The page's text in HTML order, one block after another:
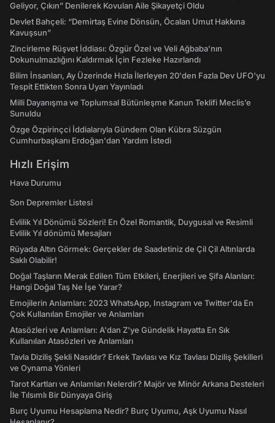
Geliyor, Çıkın” Denilerek Kovulan Aile Şikayetçi Oldu
Devlet Bahçeli: “Demirtaş Evine Dönsün, Öcalan Umut Hakkına
Kavuşsun”
Zincirleme Rüşvet İddiası: Özgür Özel ve Veli Ağbaba’nın
Dokunulmazlığını Kaldırmak İçin Fezleke Hazırlandı
Bilim İnsanları, Ay Üzerinde Hızla İlerleyen 20'den Fazla Dev UFO'yu
Tespit Ettikten Sonra Uyarı Yayınladı
Milli Dayanışma ve Toplumsal Bütünleşme Kanun Teklifi Meclis’e
Sunuldu
Özge Özpirinçci İddialarıyla Gündem Olan Kübra Süzgün
Cumhurbaşkanı Erdoğan'dan Yardım İstedi
Hızlı Erişim
Hava Durumu
Son Depremler Listesi
Evlilik Yıl Dönümü Sözleri! En Özel Romantik, Duygusal ve Resimli
Evlilik Yıl dönümü Mesajları
Rüyada Altın Görmek: Gerçekler de Saadetiniz de Çil Çil Altınlarda
Saklı Olabilir!
Doğal Taşların Merak Edilen Tüm Etkileri, Enerjileri ve Şifa Alanları:
Hangi Doğal Taş Ne İşe Yarar?
Emojilerin Anlamları: 2023 WhatsApp, Instagram ve Twitter'da En
Çok Kullanılan Emojiler ve Anlamları
Atasözleri ve Anlamları: A'dan Z'ye Gündelik Hayatta En Sık
Kullanılan Atasözleri ve Anlamları
Tavla Diziliş Şekli Nasıldır? Erkek Tavlası ve Kız Tavlası Diziliş Şekilleri
ve Oynama Yönleri
Tarot Kartları ve Anlamları Nelerdir? Majör ve Minör Arkana Desteleri
İle Tılsımlı Bir Dünyaya Giriş
Burç Uyumu Hesaplama Nedir? Burç Uyumu, Aşk Uyumu Nasıl